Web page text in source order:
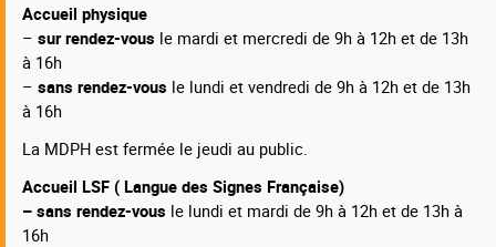
Accueil physique
– sur rendez-vous le mardi et mercredi de 9h à 12h et de 13h
à 16h
– sans rendez-vous le lundi et vendredi de 9h à 12h et de 13h
à 16h
La MDPH est fermée le jeudi au public.
Accueil LSF ( Langue des Signes Française)
– sans rendez-vous le lundi et mardi de 9h à 12h et de 13h à
16h